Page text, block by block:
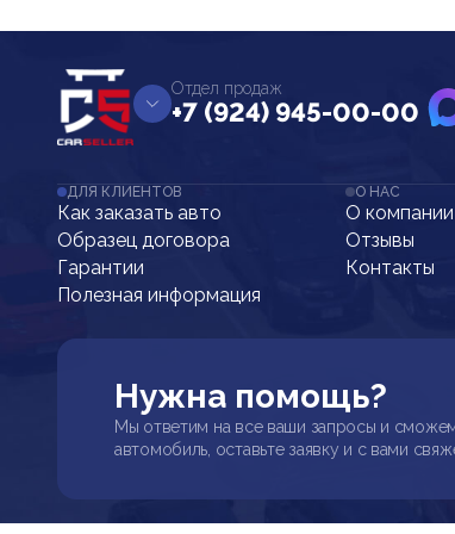
Отдел продаж
+7 (924) 945-00-00
ДЛЯ КЛИЕНТОВ
Как заказать авто
Образец договора
Гарантии
Полезная информация
О НАС
О
Отзывы
Контакты
Нужна помощь?
Мы ответим на все ваши запросы и
автомобиль, оставьте заявку и с вами